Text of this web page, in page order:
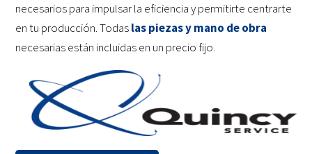
necesarios para impulsar la eficiencia y permitirte centrarte
en tu producción. Todaslas piezas y mano de obra
necesarias están incluidas en un precio fijo.